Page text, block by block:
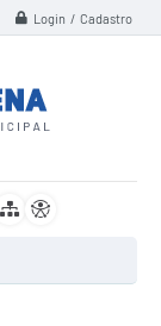
Login / Cadastro